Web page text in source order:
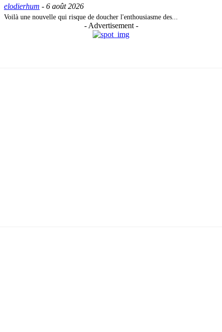
elodierhum - 6 août 2026
Voilà une nouvelle qui risque de doucher l'enthousiasme des...
- Advertisement -